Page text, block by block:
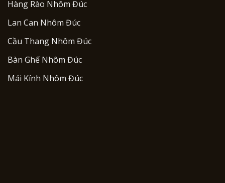
Hàng Rào Nhôm Đúc
Lan Can Nhôm Đúc
Cầu Thang Nhôm Đúc
Bàn Ghế Nhôm Đúc
Mái Kính Nhôm Đúc